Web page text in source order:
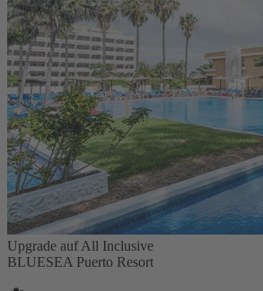
Upgrade auf All Inclusive
BLUESEA Puerto Resort